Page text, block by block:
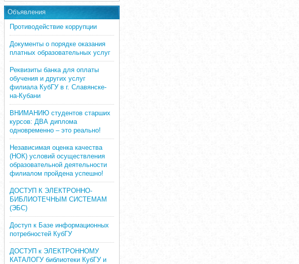
Объявления
Противодействие коррупции
Документы о порядке оказания
платных образовательных услуг
Реквизиты банка для оплаты
обучения и других услуг
филиала КубГУ в г. Славянске-
на-Кубани
ВНИМАНИЮ студентов старших
курсов: ДВА диплома
одновременно – это реально!
Независимая оценка качества
(НОК) условий осуществления
образовательной деятельности
филиалом пройдена успешно!
ДОСТУП К ЭЛЕКТРОННО-
БИБЛИОТЕЧНЫМ СИСТЕМАМ
(ЭБС)
Доступ к Базе информационных
потребностей КубГУ
ДОСТУП к ЭЛЕКТРОННОМУ
КАТАЛОГУ библиотеки КубГУ и